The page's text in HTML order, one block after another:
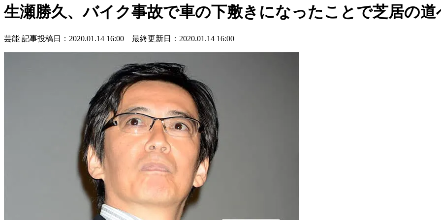
生瀬勝久、バイク事故で車の下敷きになったことで芝居の道
芸能 記事投稿日：2020.01.14 16:00 最終更新日：2020.01.14 16:00